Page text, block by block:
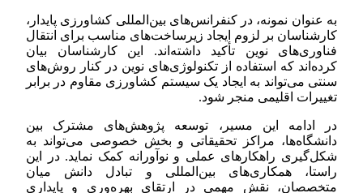
به عنوان نمونه، در کنفرانس‌های بین‌المللی کشاورزی پایدار،
کارشناسان بر لزوم ایجاد زیرساخت‌های مناسب برای انتقال
فناوری‌های نوین تأکید داشته‌اند. این کارشناسان بیان
کرده‌اند که استفاده از تکنولوژی‌های نوین در کنار روش‌های
سنتی می‌تواند به ایجاد یک سیستم کشاورزی مقاوم در برابر
تغییرات اقلیمی منجر شود.
در ادامه این مسیر، توسعه پژوهش‌های مشترک بین
دانشگاه‌ها، مراکز تحقیقاتی و بخش خصوصی می‌تواند به
شکل‌گیری راهکارهای عملی و نوآورانه کمک نماید. در این
راستا، همکاری‌های بین‌المللی و تبادل دانش میان
متخصصان، نقش مهمی در ارتقای بهره‌وری و پایداری